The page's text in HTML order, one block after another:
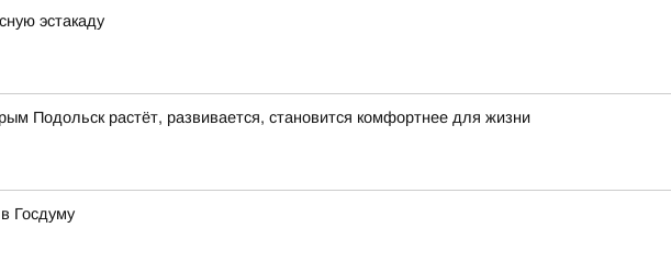
эстакаду
Подольск растёт, развивается, становится комфортнее для жизни
Госдуму